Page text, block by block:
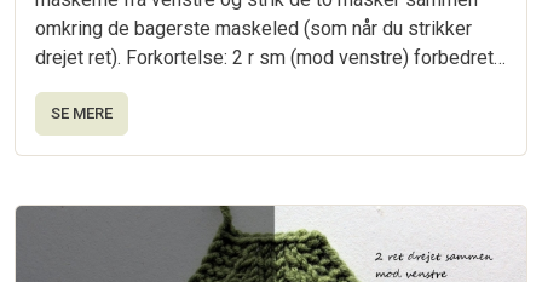
omkring de bagerste maskeled (som når du strikker
drejet ret). Forkortelse: 2 r sm (mod venstre) forbedret…
SE MERE